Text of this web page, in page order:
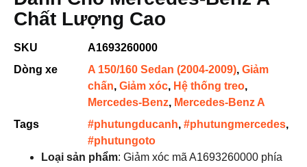
Chất Lượng Cao
SKU
A1693260000
Dòng xe
A 150/160 Sedan (2004-2009), Giảm
chấn, Giảm xóc, Hệ thống treo,
Mercedes-Benz, Mercedes-Benz A
Tags
#phutungducanh, #phutungmercedes,
#phutungoto
Loại sản phẩm: Giảm xóc mã A1693260000 phía